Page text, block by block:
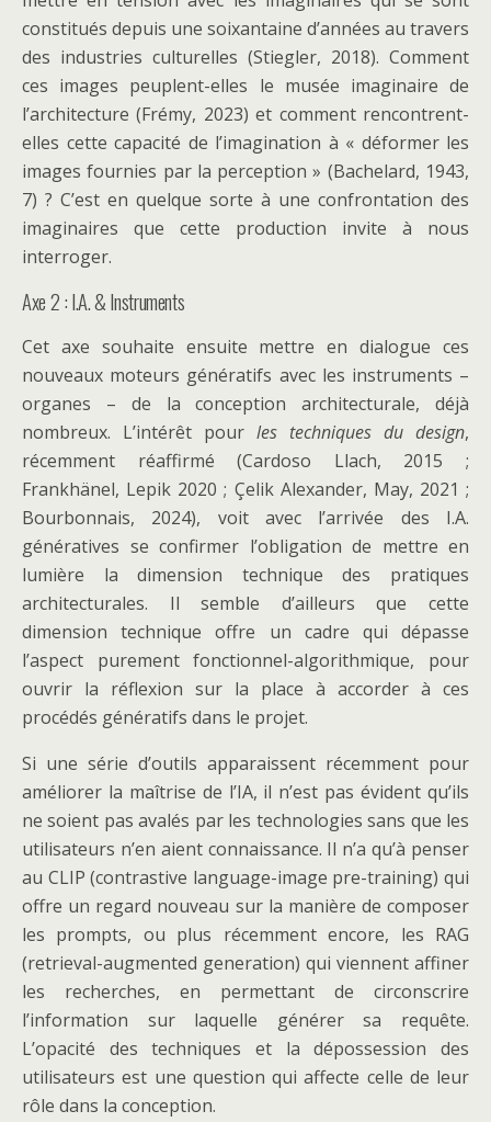
constitués depuis une soixantaine d’années au travers
des industries culturelles (Stiegler, 2018). Comment
ces images peuplent-elles le musée imaginaire de
l’architecture (Frémy, 2023) et comment rencontrent-
elles cette capacité de l’imagination à « déformer les
images fournies par la perception » (Bachelard, 1943,
7) ? C’est en quelque sorte à une confrontation des
imaginaires que cette production invite à nous
interroger.
Axe 2 : I.A. & Instruments
Cet axe souhaite ensuite mettre en dialogue ces
nouveaux moteurs génératifs avec les instruments –
organes – de la conception architecturale, déjà
nombreux. L’intérêt pour les techniques du design,
récemment réaffirmé (Cardoso Llach, 2015 ;
Frankhänel, Lepik 2020 ; Çelik Alexander, May, 2021 ;
Bourbonnais, 2024), voit avec l’arrivée des I.A.
génératives se confirmer l’obligation de mettre en
lumière la dimension technique des pratiques
architecturales. Il semble d’ailleurs que cette
dimension technique offre un cadre qui dépasse
l’aspect purement fonctionnel-algorithmique, pour
ouvrir la réflexion sur la place à accorder à ces
procédés génératifs dans le projet.
Si une série d’outils apparaissent récemment pour
améliorer la maîtrise de l’IA, il n’est pas évident qu’ils
ne soient pas avalés par les technologies sans que les
utilisateurs n’en aient connaissance. Il n’a qu’à penser
au CLIP (contrastive language-image pre-training) qui
offre un regard nouveau sur la manière de composer
les prompts, ou plus récemment encore, les RAG
(retrieval-augmented generation) qui viennent affiner
les recherches, en permettant de circonscrire
l’information sur laquelle générer sa requête.
L’opacité des techniques et la dépossession des
utilisateurs est une question qui affecte celle de leur
rôle dans la conception.